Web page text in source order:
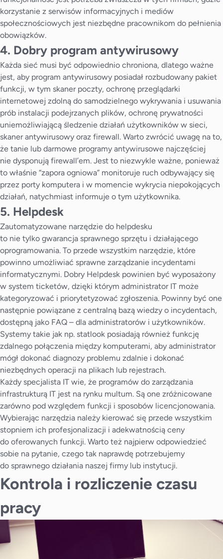
korzystanie z serwisów informacyjnych i mediów
społecznościowych jest niezbędne pracownikom do pełnienia
obowiązków.
4. Dobry program antywirusowy
Każda sieć musi być odpowiednio chroniona, dlatego ważne
jest, aby program antywirusowy posiadał rozbudowany pakiet
funkcji, w tym skaner poczty, ochronę przeglądarki
internetowej zdolną do samodzielnego wykrywania i usuwania
prób instalacji podejrzanych plików, ochronę prywatności
uniemożliwiającą śledzenie działań użytkowników w sieci,
skaner antywirusowy oraz firewall. Warto zwrócić uwagę na to,
że tanie lub darmowe programy antywirusowe najczęściej
nie dysponują firewall’em. Jest to niezwykle ważne, ponieważ
to właśnie “zapora ogniowa” monitoruje ruch odbywający się
przez porty komputera i w momencie wykrycia niepokojących
działań, natychmiast informuje o tym użytkownika.
5. Helpdesk
Zautomatyzowane narzędzie do helpdesku
to nie tylko gwarancja sprawnego sprzętu i działającego
oprogramowania. To przede wszystkim narzędzie, które
powinno umożliwiać sprawne zarządzanie incydentami
informatycznymi. Dobry Helpdesk powinien być wyposażony
w system ticketów, dzięki którym administrator IT może
kategoryzować i priorytetyzować zgłoszenia. Powinny być one
następnie powiązane z centralną bazą wiedzy o incydentach,
dostępną jako FAQ – dla administratorów i użytkowników.
Systemy takie jak np. statlook posiadają również funkcję
zdalnego połączenia między komputerami, aby administrator
mógł dokonać diagnozy problemu zdalnie i dokonać
niezbędnych operacji na plikach lub rejestrach.
Każdy specjalista IT wie, że programów do zarządzania
infrastrukturą IT jest na rynku multum. Są one zróżnicowane
zarówno pod względem funkcji i sposobów licencjonowania.
Wybierając narzędzia należy kierować się przede wszystkim
stopniem ich profesjonalizacji i adekwatnością ceny
do oferowanych funkcji. Warto też najpierw odpowiedzieć
sobie na pytanie, czego tak naprawdę potrzebujemy
do sprawnego działania naszej firmy lub instytucji.
Kontrola i rozliczenie czasu
pracy